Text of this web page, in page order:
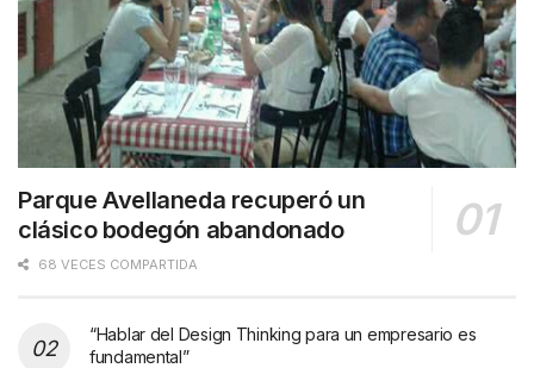
Parque Avellaneda recuperó un
clásico bodegón abandonado
68 VECES COMPARTIDA
“Hablar del Design Thinking para un empresario es
fundamental”